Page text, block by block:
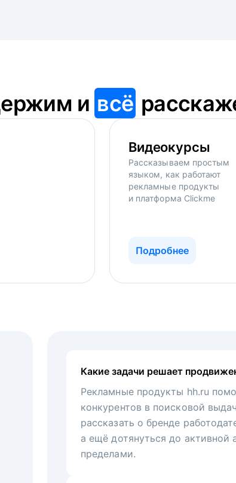
и всё
Видеокурсы
Рассказываем простым
языком, как работают
рекламные продукты
и платформа Clickme
Подробнее
Какие задачи решает
Рекламные продукты hh.ru
конкурентов в поисковой
рассказать о бренде
а ещё дотянуться до активной
пределами.